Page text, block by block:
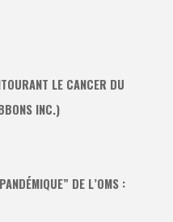
LE CANCER DU
INC.)
DE L’OMS :